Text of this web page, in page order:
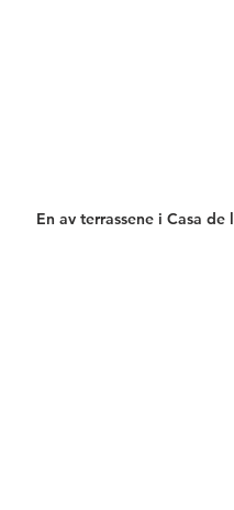
En av terrassene i Casa de